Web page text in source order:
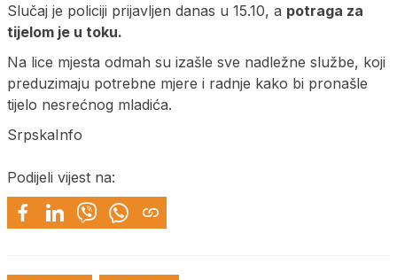
Slučaj je policiji prijavljen danas u 15.10, a potraga za
tijelom je u toku.
Na lice mjesta odmah su izašle sve nadležne službe, koji
preduzimaju potrebne mjere i radnje kako bi pronašle
tijelo nesrećnog mladića.
SrpskaInfo
Podijeli vijest na: